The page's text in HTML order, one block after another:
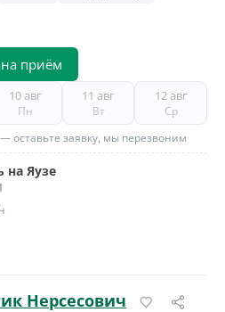
на приём
10 авг
Пн
11 авг
Вт
12 авг
Ср
оставьте заявку, мы перезвоним
на Яузе
Нерсесович